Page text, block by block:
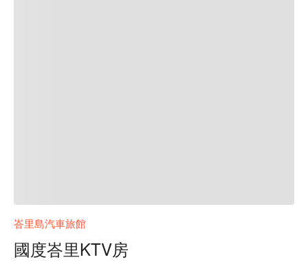
峇里島汽車旅館
國度峇里KTV房